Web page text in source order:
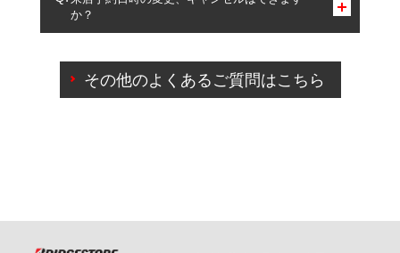
一部の商品・サービスの組み合わせに限り、同時にご予約が
出来ないものもございます。
か？
ご来店予約日の3営業日前を過ぎている場合のご予約
の日時変更につきましては、直接ご予約の店舗まで
その他のよくあるご質問はこちら